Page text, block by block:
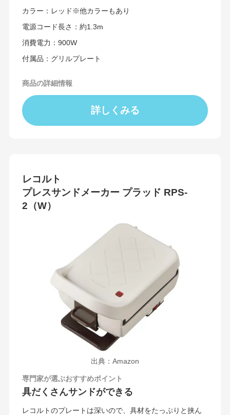
カラー：レッド※他カラーもあり
電源コード長さ：約1.3m
消費電力：900W
付属品：グリルプレート
商品の詳細情報
詳しくみる
レコルト
プレスサンドメーカー プラッド RPS-
2（W）
出典：Amazon
専門家が選ぶおすすめポイント
具だくさんサンドができる
レコルトのプレートは深いので、具材をたっぷりと挟ん